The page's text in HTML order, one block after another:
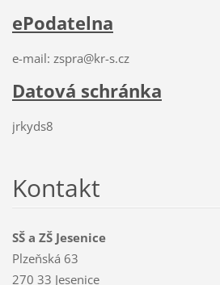
ePodatelna
e-mail: zspra@kr-s.cz
Datová schránka
jrkyds8
Kontakt
SŠ a ZŠ Jesenice
Plzeňská 63
270 33 Jesenice